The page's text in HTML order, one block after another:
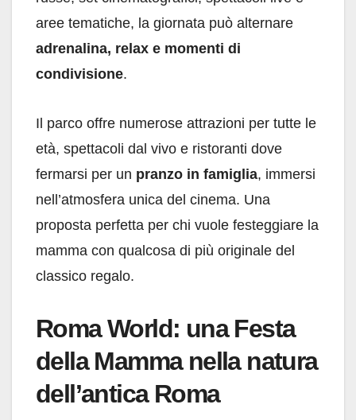
aree tematiche, la giornata può alternare
adrenalina, relax e momenti di
condivisione.
Il parco offre numerose attrazioni per tutte le
età, spettacoli dal vivo e ristoranti dove
fermarsi per un pranzo in famiglia, immersi
nell’atmosfera unica del cinema. Una
proposta perfetta per chi vuole festeggiare la
mamma con qualcosa di più originale del
classico regalo.
Roma World: una Festa
della Mamma nella natura
dell’antica Roma